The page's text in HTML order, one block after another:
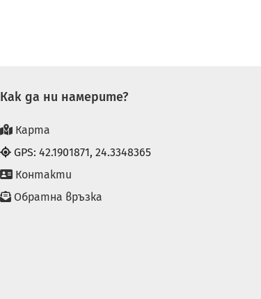
Как да ни намерите?
Карта
GPS: 42.1901871, 24.3348365
Контакти
Обратна връзка